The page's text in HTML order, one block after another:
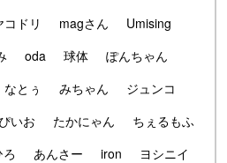
コドリ magさん
Umising
oda 球体
ぽんちゃん
なとぅ みちゃん
ジュンコ
いお たかにゃん
ちぇるもふ
あんさー iron
ヨシニイ